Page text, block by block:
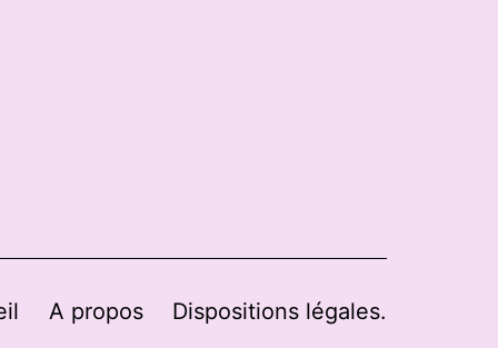
A propos Dispositions légales.